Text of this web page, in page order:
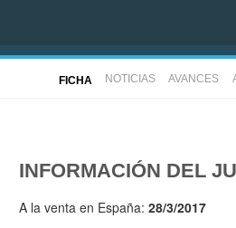
FICHA NOTICIAS AVANCES
INFORMACIÓN DEL
A la venta en España: 28/3/2017